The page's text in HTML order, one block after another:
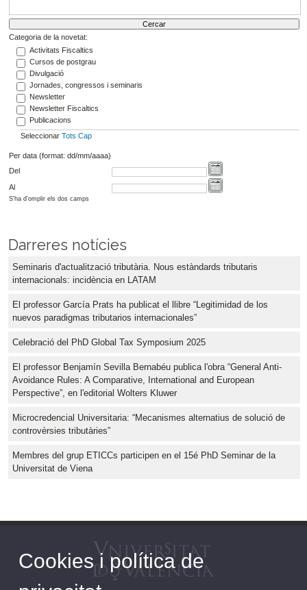
Categoria de la novetat:
Activitats Fiscaltics
Cursos de postgrau
Divulgació
Jornades, congressos i seminaris
Newsletter
Newsletter Fiscaltics
Publicacions
Seleccionar Tots Cap
Per data (format: dd/mm/aaaa)
Del
Al
S'ha d'omplir els dos camps
Darreres notícies
Seminaris d'actualització tributària. Nous estàndards tributaris
internacionals: incidència en LATAM
El professor García Prats ha publicat el llibre “Legitimidad de los
nuevos paradigmas tributarios internacionales”
Celebració del PhD Global Tax Symposium 2025
El professor Benjamín Sevilla Bernabéu publica l'obra “General Anti-
Avoidance Rules: A Comparative, International and European
Perspective”, en l'editorial Wolters Kluwer
Microcredencial Universitaria: “Mecanismes alternatius de solució de
controvèrsies tributàries”
Membres del grup ETICCs participen en el 15é PhD Seminar de la
Universitat de Viena
Cookies i política de